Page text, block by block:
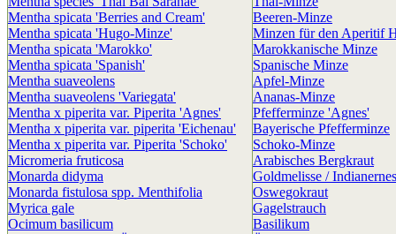
Mentha spicata 'Berries and Cream'
Beeren-Minze
Mentha spicata 'Hugo-Minze'
Minzen für den Aperitif
Mentha spicata 'Marokko'
Marokkanische Minze
Mentha spicata 'Spanish'
Spanische Minze
Mentha suaveolens
Apfel-Minze
Mentha suaveolens 'Variegata'
Ananas-Minze
Mentha x piperita var. Piperita 'Agnes'
Pfefferminze 'Agnes'
Mentha x piperita var. piperita 'Eichenau'
Bayerische Pfefferminze
Mentha x piperita var. Piperita 'Schoko'
Schoko-Minze
Micromeria fruticosa
Arabisches Bergkraut
Monarda didyma
Goldmelisse /
Monarda fistulosa spp. Menthifolia
Oswegokraut
Myrica gale
Gagelstrauch
Ocimum basilicum
Basilikum